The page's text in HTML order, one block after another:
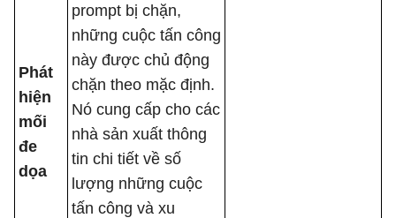
Phát
hiện
mối
đe
dọa
prompt bị chặn,
những cuộc tấn công
này được chủ động
chặn theo mặc định.
Nó cung cấp cho các
nhà sản xuất thông
tin chi tiết về số
lượng những cuộc
tấn công và xu